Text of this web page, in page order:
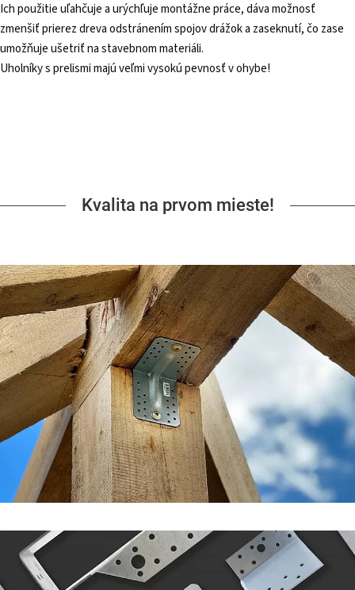
Ich použitie uľahčuje a urýchľuje montážne práce, dáva možnosť
zmenšiť prierez dreva odstránením spojov drážok a zaseknutí, čo zase
umožňuje ušetriť na stavebnom materiáli.
Uholníky s prelismi majú veľmi vysokú pevnosť v ohybe!
Kvalita na prvom mieste!